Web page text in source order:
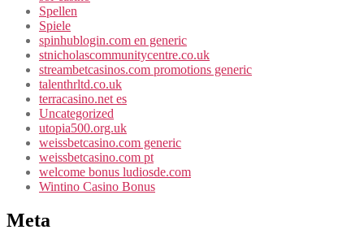
Spellen
Spiele
spinhublogin.com en generic
stnicholascommunitycentre.co.uk
streambetcasinos.com promotions generic
talenthrltd.co.uk
terracasino.net es
Uncategorized
utopia500.org.uk
weissbetcasino.com generic
weissbetcasino.com pt
welcome bonus ludiosde.com
Wintino Casino Bonus
Meta